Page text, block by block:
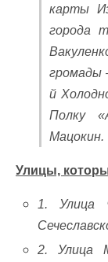
карты
города
громады
й
Полку
Мацокин.
Улицы,
1. Улица
2. Улица